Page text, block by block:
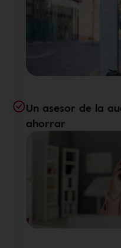
Un asesor de la
ahorrar